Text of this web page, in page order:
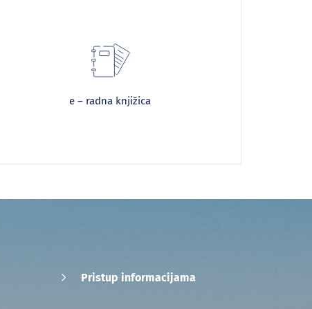
e – radna knjižica
Pristup informacijama